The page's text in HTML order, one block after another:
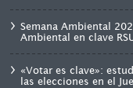
Semana Ambiental
Ambiental en clave
«Votar es clave»:
las elecciones en el